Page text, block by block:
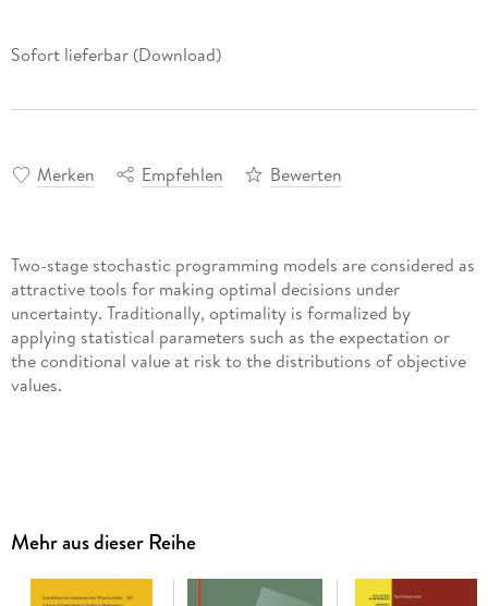
Sofort lieferbar (Download)
Merken Empfehlen Bewerten
Two-stage stochastic programming models are considered as
attractive tools for making optimal decisions under
uncertainty. Traditionally, optimality is formalized by
applying statistical parameters such as the expectation or
the conditional value at risk to the distributions of objective
Uwe Gotzes analyzes an approach to account for risk
aversion in two-stage models based upon partial orders on
the set of real random variables. These stochastic orders
enable the incorporation of the characteristics of whole
Mehr aus dieser Reihe